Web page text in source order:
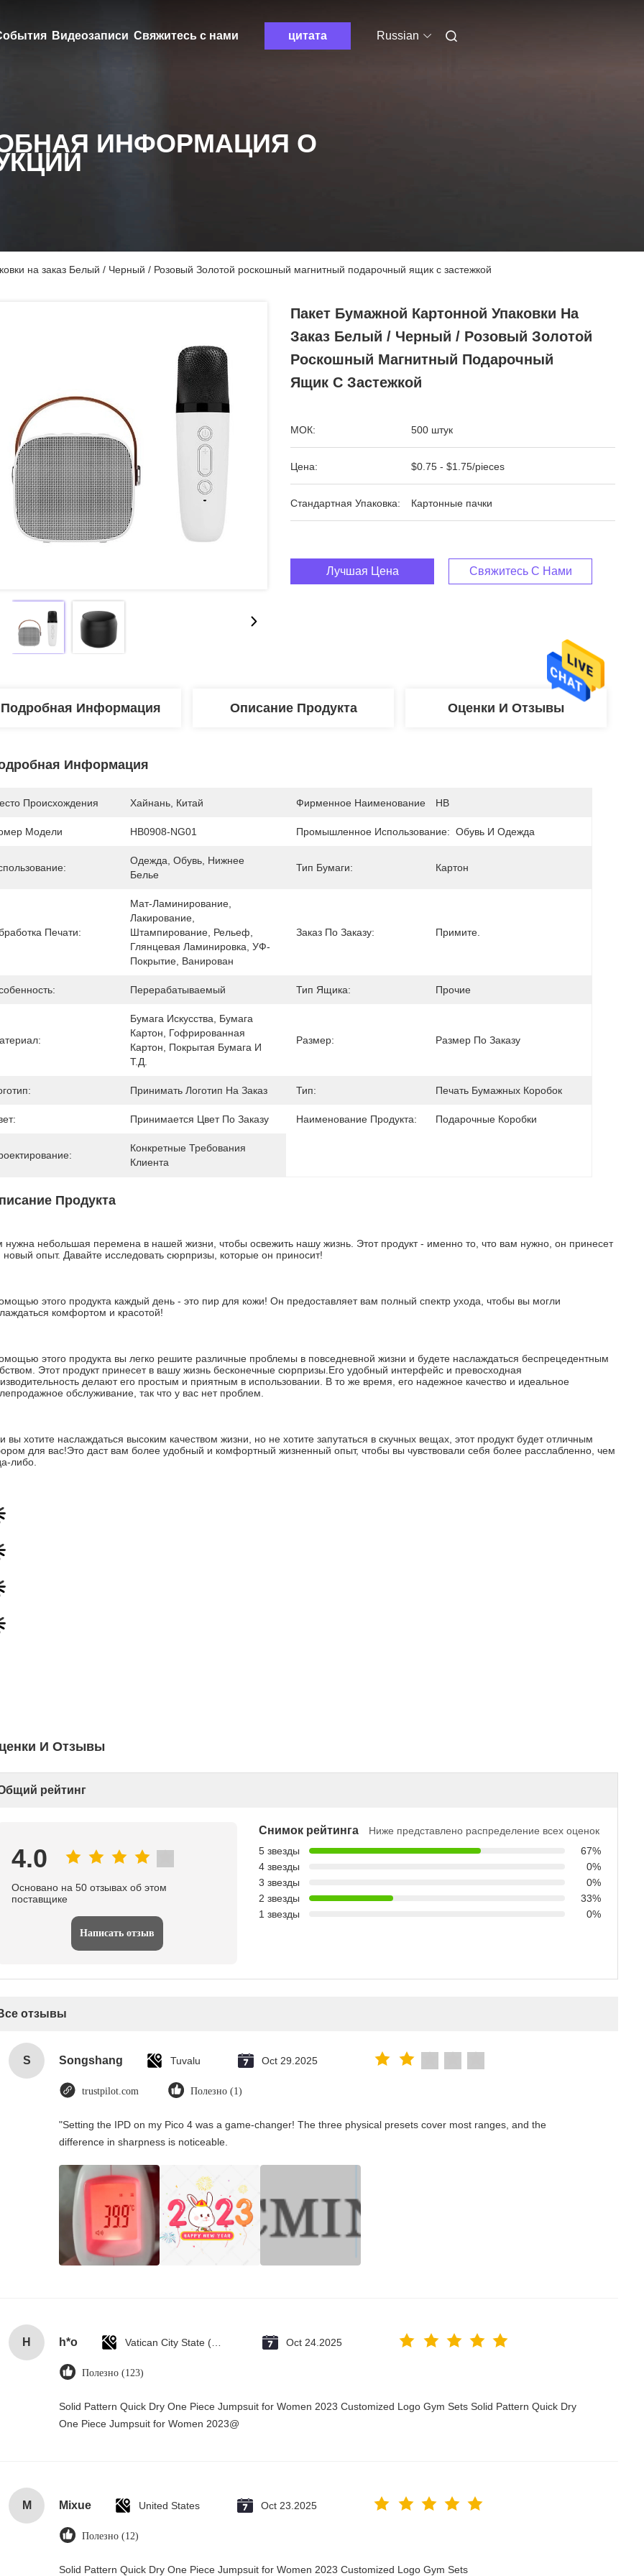
Видеозаписи Свяжитесь с нами цитата Russian
ИНФОРМАЦИЯ О
на заказ Белый / Черный / Розовый Золотой роскошный магнитный подарочный ящик с застежкой
Пакет Бумажной Картонной Упаковки На
Заказ Белый / Черный / Розовый Золотой
Роскошный Магнитный Подарочный
Ящик С Застежкой
МОК: 500 штук
Цена: $0.75 - $1.75/pieces
Стандартная Упаковка: Картонные пачки
Лучшая Цена Свяжитесь С Нами
Подробная Информация Описание Продукта Оценки И Отзывы
Информация
Происхождения Хайнань, Китай Фирменное Наименование HB
Модели HB0908-NG01 Промышленное Использование: Обувь И Одежда
Одежда, Обувь, Нижнее
Белье
Тип Бумаги: Картон
Печати:
Мат-Ламинирование,
Лакирование,
Штампирование, Рельеф,
Глянцевая Ламинировка, УФ-
Покрытие, Ванирован
Заказ По Заказу: Примите.
Перерабатываемый Тип Ящика: Прочие
Бумага Искусства, Бумага
Картон, Гофрированная
Картон, Покрытая Бумага И
Т.д.
Размер: Размер По Заказу
Принимать Логотип На Заказ Тип: Печать Бумажных Коробок
Принимается Цвет По Заказу Наименование Продукта: Подарочные Коробки
Конкретные Требования
Клиента
Продукта
нужна небольшая перемена в нашей жизни, чтобы освежить нашу жизнь. Этот продукт - именно то, что вам нужно, он принесет
новый опыт. Давайте исследовать сюрпризы, которые он приносит!
этого продукта каждый день - это пир для кожи! Он предоставляет вам полный спектр ухода, чтобы вы могли
комфортом и красотой!
этого продукта вы легко решите различные проблемы в повседневной жизни и будете наслаждаться беспрецедентным
Этот продукт принесет в вашу жизнь бесконечные сюрпризы.Его удобный интерфейс и превосходная
делают его простым и приятным в использовании. В то же время, его надежное качество и идеальное
обслуживание, так что у вас нет проблем.
вы хотите наслаждаться высоким качеством жизни, но не хотите запутаться в скучных вещах, этот продукт будет отличным
для вас!Это даст вам более удобный и комфортный жизненный опыт, чтобы вы чувствовали себя более расслабленно, чем
либо.
И Отзывы
рейтинг
4.0
Основано на 50 отзывах об этом
поставщике
Написать отзыв
Снимок рейтинга
Ниже представлено распределение всех оценок
5 звезды
67%
4 звезды
0%
3 звезды
0%
2 звезды
33%
1 звезды
0%
отзывы
S Songshang Tuvalu Oct 29.2025
trustpilot.com Полезно (1)
"Setting the IPD on my Pico 4 was a game-changer! The three physical presets cover most ranges, and the
difference in sharpness is noticeable.
H h*o Oct 24.2025
Полезно (123)
Solid Pattern Quick Dry One Piece Jumpsuit for Women 2023 Customized Logo Gym Sets Solid Pattern Quick Dry
One Piece Jumpsuit for Women 2023@
M Mixue United States Oct 23.2025
Полезно (12)
Solid Pattern Quick Dry One Piece Jumpsuit for Women 2023 Customized Logo Gym Sets